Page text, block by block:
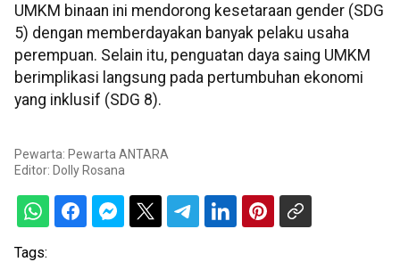
UMKM binaan ini mendorong kesetaraan gender (SDG
5) dengan memberdayakan banyak pelaku usaha
perempuan. Selain itu, penguatan daya saing UMKM
berimplikasi langsung pada pertumbuhan ekonomi
yang inklusif (SDG 8).
Pewarta: Pewarta ANTARA
Editor: Dolly Rosana
Tags: